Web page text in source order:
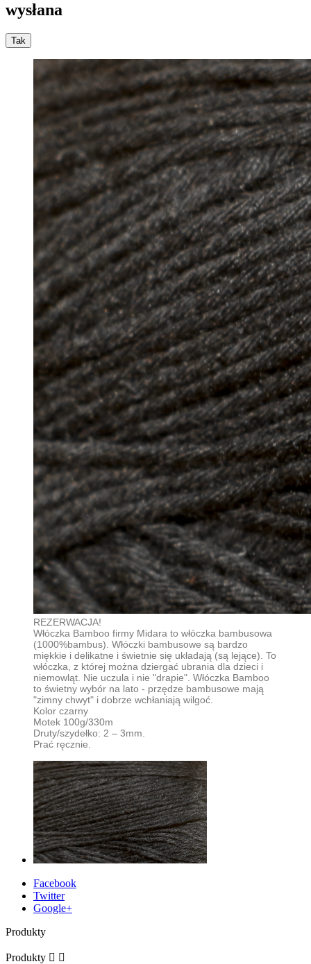
wysłana
Tak
REZERWACJA!
Włóczka Bamboo firmy Midara to włóczka bambusowa
(1000%bambus). Włóczki bambusowe są bardzo
miękkie i delikatne i świetnie się układają (są lejące). To
włóczka, z której można dziergać ubrania dla dzieci i
niemowląt. Nie uczula i nie "drapie". Włóczka Bamboo
to świetny wybór na lato - przędze bambusowe mają
"zimny chwyt" i dobrze wchłaniają wilgoć.
Kolor czarny
Motek 100g/330m
Druty/szydełko: 2 – 3mm.
Prać ręcznie.
Facebook
Twitter
Google+
Produkty
Produkty  